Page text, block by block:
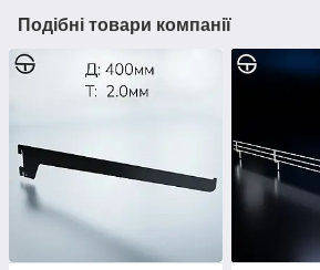
Подібні товари компанії